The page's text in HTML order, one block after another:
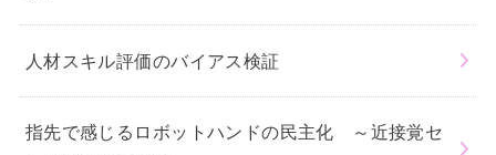
人材スキル評価のバイアス検証
指先で感じるロボットハンドの民主化 ～近接覚セ